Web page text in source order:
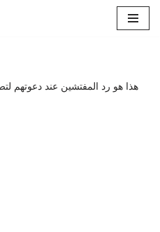
هذا هو رد المفتشين عند دعوتهم